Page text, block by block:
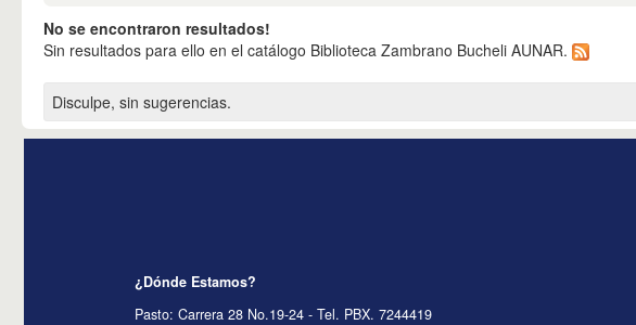
No se encontraron resultados!
Sin resultados para ello en el catálogo Biblioteca Zambrano Bucheli AUNAR.
Disculpe, sin sugerencias.
¿Dónde Estamos?
Pasto: Carrera 28 No.19-24 - Tel. PBX. 7244419